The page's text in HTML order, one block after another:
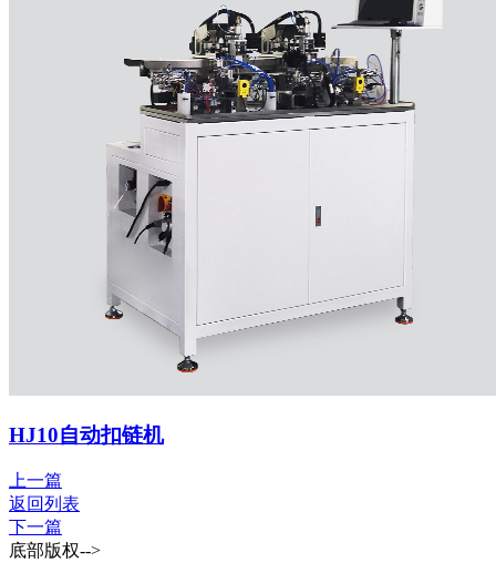
HJ10自动扣链机
上一篇
返回列表
下一篇
底部版权-->